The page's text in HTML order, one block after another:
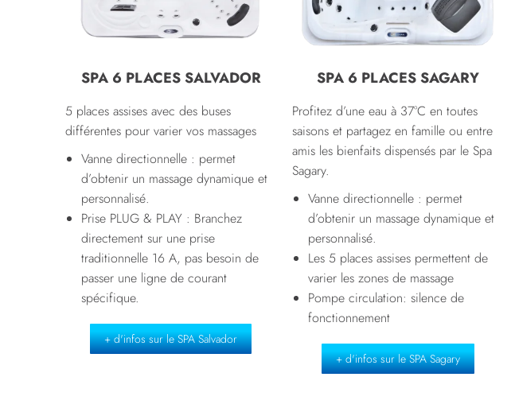
SPA 6 PLACES SALVADOR
5 places assises avec des buses
différentes pour varier vos massages
Vanne directionnelle : permet
d’obtenir un massage dynamique et
personnalisé.
Prise PLUG & PLAY : Branchez
directement sur une prise
traditionnelle 16 A, pas besoin de
passer une ligne de courant
spécifique.
+ d'infos sur le SPA Salvador
SPA 6 PLACES SAGARY
Profitez d’une eau à 37°C en toutes
saisons et partagez en famille ou entre
amis les bienfaits dispensés par le Spa
Sagary.
Vanne directionnelle : permet
d’obtenir un massage dynamique et
personnalisé.
Les 5 places assises permettent de
varier les zones de massage
Pompe circulation: silence de
fonctionnement
+ d'infos sur le SPA Sagary